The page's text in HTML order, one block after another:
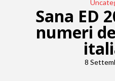
Sana ED
numeri
8